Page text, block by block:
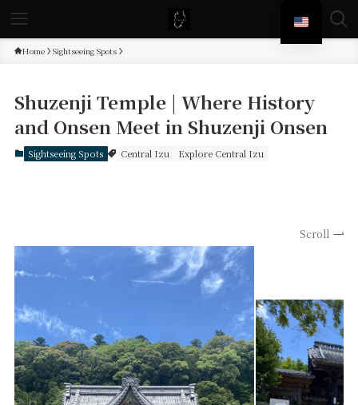
Home Sightseeing Spots
Shuzenji Temple | Where History
and Onsen Meet in Shuzenji Onsen
Sightseeing Spots Central Izu Explore Central Izu
Scroll